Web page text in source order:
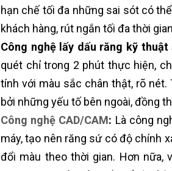
hạn chế tối đa những sai sót có
khách hàng, rút ngắn tối đa thời
Công nghệ lấy dấu răng kỹ thuật
quét chỉ trong 2 phút thực hiện,
tính với màu sắc chân thật, rõ
bởi những yếu tố bên ngoài, đồng
Công nghệ CAD/CAM: Là công
máy, tạo nên răng sứ có độ chính
đổi màu theo thời gian. Hơn nữa,